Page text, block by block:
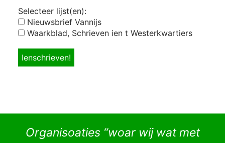
Selecteer lijst(en):
Nieuwsbrief Vannijs
Waarkblad, Schrieven ien t Westerkwartiers
Organisoaties “woar wij wat met